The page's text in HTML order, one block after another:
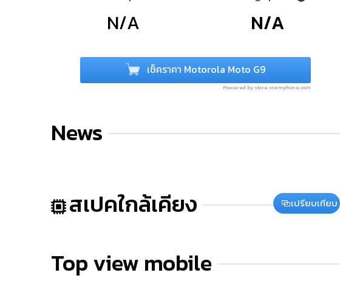
N/A N/A
เช็คราคา Motorola Moto G9
Powered by store.siamphone.com
News
สเปคใกล้เคียง เปรียบเทียบ
Top view mobile